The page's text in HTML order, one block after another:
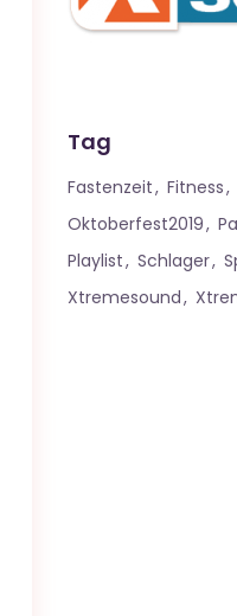
Tag
Fastenzeit Fitness
Oktoberfest2019
Playlist
Schlager
Xtremesound